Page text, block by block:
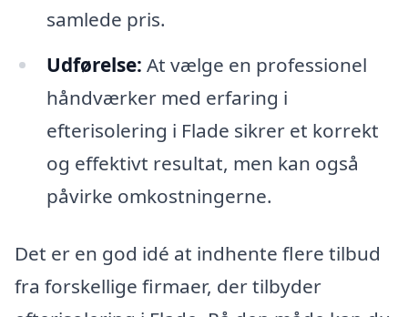
samlede pris.
Udførelse: At vælge en professionel
håndværker med erfaring i
efterisolering i Flade sikrer et korrekt
og effektivt resultat, men kan også
påvirke omkostningerne.
Det er en god idé at indhente flere tilbud
fra forskellige firmaer, der tilbyder